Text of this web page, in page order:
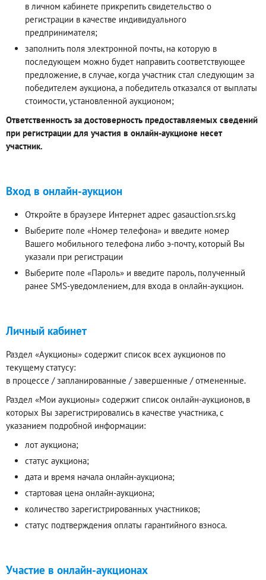
в личном кабинете прикрепить свидетельство о
регистрации в качестве индивидуального
предпринимателя;
заполнить поля электронной почты, на которую в
последующем можно будет направить соответствующее
предложение, в случае, когда участник стал следующим за
победителем аукциона, а победитель отказался от выплаты
стоимости, установленной аукционом;
Ответственность за достоверность предоставляемых сведений
при регистрации для участия в онлайн-аукционе несет
участник.
Вход в онлайн-аукцион
Откройте в браузере Интернет адрес gasauction.srs.kg
Выберите поле «Номер телефона» и введите номер
Вашего мобильного телефона либо э-почту, который Вы
указали при регистрации
Выберите поле «Пароль» и введите пароль, полученный
ранее SMS-уведомлением, для входа в онлайн-аукцион.
Личный кабинет
Раздел «Аукционы» содержит список всех аукционов по
текущему статусу:
в процессе / запланированные / завершенные / отмененные.
Раздел «Мои аукционы» содержит список онлайн-аукционов, в
которых Вы зарегистрировались в качестве участника, с
указанием подробной информации:
лот аукциона;
статус аукциона;
дата и время начала онлайн-аукциона;
стартовая цена онлайн-аукциона;
количество зарегистрированных участников;
статус подтверждения оплаты гарантийного взноса.
Участие в онлайн-аукционах